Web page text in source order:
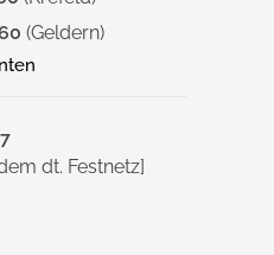
(Geldern)
dt. Festnetz]